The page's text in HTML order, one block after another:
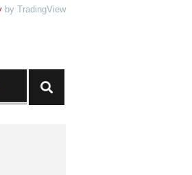
by TradingView